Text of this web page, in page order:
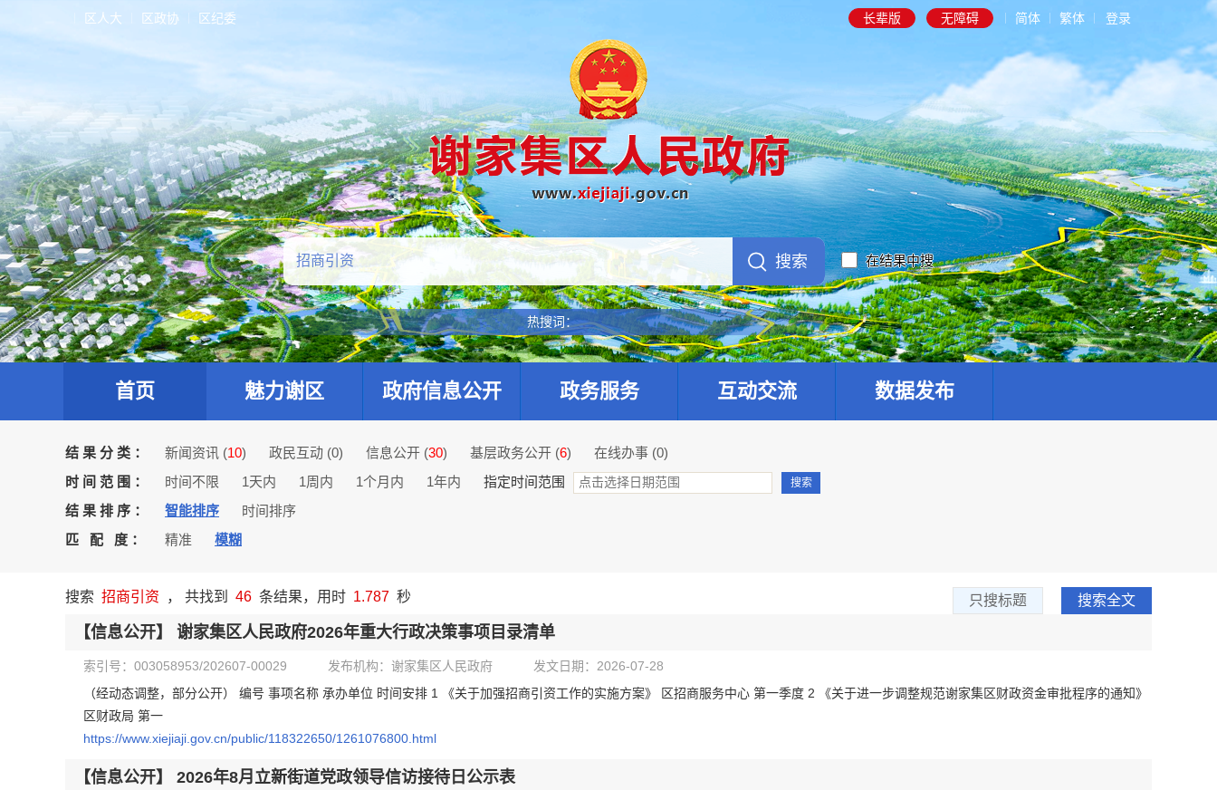
区人大 区政协 区纪委 长辈版 无障碍 简体 繁体 登录
在结果中搜
热搜词：
首页 魅力谢区 政府信息公开 政务服务 互动交流 数据发布
结果分类： 新闻资讯 (10) 政民互动 (0) 信息公开 (30) 基层政务公开 (6) 在线办事 (0)
时间范围：
时间不限 1天内 1周内 1个月内 1年内
指定时间范围
结果排序：
智能排序
时间排序
匹 配 度：
精准 模糊
搜索 招商引资 ， 共找到 46 条结果，用时 1.787 秒 只搜标题 搜索全文
【信息公开】 谢家集区人民政府2026年重大行政决策事项目录清单
索引号：003058953/202607-00029 发布机构：谢家集区人民政府
发文日期：2026-07-28
（经动态调整，部分公开） 编号 事项名称 承办单位 时间安排 1 《关于加强招商引资工作的实施方案》 区招商服务中心 第一季度 2 《关于进一步调整规范谢家集区财政资金审批程序的通知》
区财政局 第一
https://www.xiejiaji.gov.cn/public/118322650/1261076800.html
【信息公开】 2026年8月立新街道党政领导信访接待日公示表